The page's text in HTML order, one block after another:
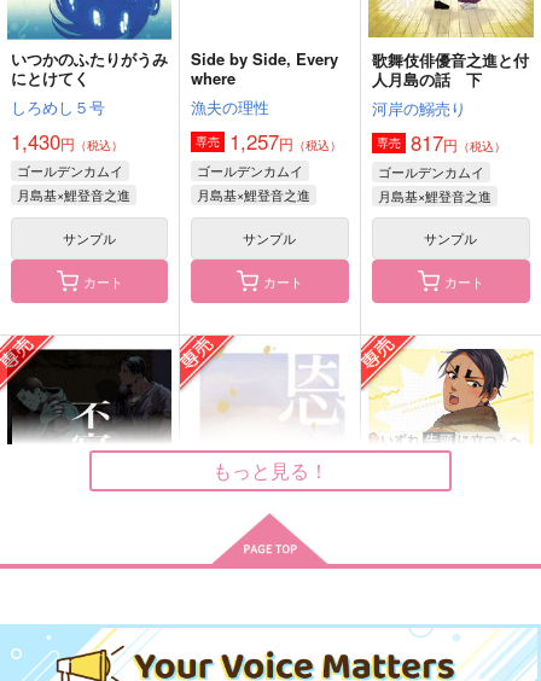
あとには光がまってい
る
月島基×鯉登音之進
サンプル
作品詳細
ローズマリーの咲く庭
で
ぺぱみ邸
鯉登音之進×月島基
サンプル
あのかたは
やのいつ
840
月島基×鯉登音之進
サンプル
作品詳細
いつかのふたりがうみ
にとけてく
しろめし５号
1,430円 （税込）
ゴールデンカムイ
月島基×鯉登音之進
サンプル
カート
Side by Side, Every
where
漁夫の理性
専売 1,257円 （税込）
ゴールデンカムイ
月島基×鯉登音之進
サンプル
カート
歌舞伎俳優音之進と付
人月島の話 下
河岸の鰯売り
専売 817円 （税込）
ゴールデンカムイ
月島基×鯉登音之進
サンプル
カート
しののめ
専売 629 （税込）
眠る電球
専売 330円（税込）
こちら側のどこからも
切れない
もっと見る！